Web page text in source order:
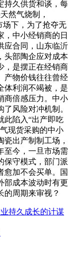
持久供货和谈，每
然气烧制，
场下，为了抢夺无
，中小经销商的日
应合同，山东临沂
头部陶企应对成本
，是摆正在经销商
产物价钱往往曾经
体利润不竭被，是
商倍感压力。中小
风险对冲机制。
此陷入“出产即吃
现货采购的中小
出产制制工场，
至今，一旦市场需
保守模式，部门派
愈加不会买单。国
部成本波动时有更
的周期来审视？
持久成长的计谋